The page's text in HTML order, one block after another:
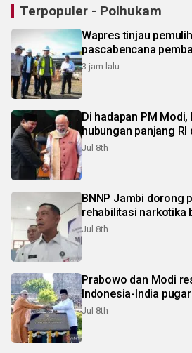
Terpopuler - Polhukam
Wapres tinjau
pascabencana
3 jam lalu
Di hadapan PM
hubungan panjang RI
Jul 8th
BNNP Jambi dorong
rehabilitasi narkotika
Jul 8th
Prabowo dan Modi
Indonesia-India
Jul 8th